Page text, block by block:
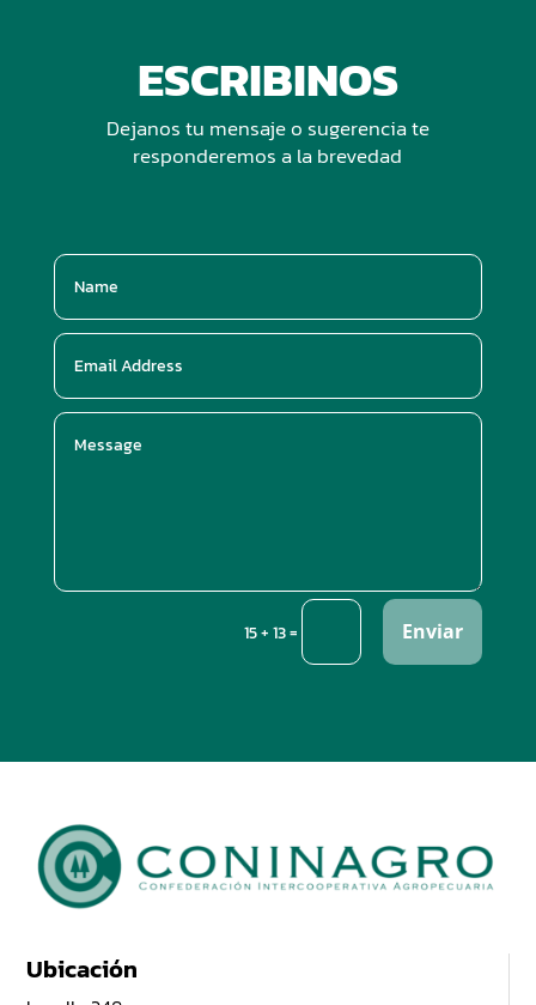
ESCRIBINOS
Dejanos tu mensaje o sugerencia te
responderemos a la brevedad
15 + 13= Enviar
Ubicación